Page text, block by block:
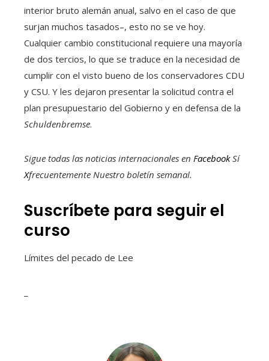
interior bruto alemán anual, salvo en el caso de que
surjan muchos tasados–, esto no se ve hoy.
Cualquier cambio constitucional requiere una mayoría
de dos tercios, lo que se traduce en la necesidad de
cumplir con el visto bueno de los conservadores CDU
y CSU. Y les dejaron presentar la solicitud contra el
plan presupuestario del Gobierno y en defensa de la
Schuldenbremse.
Sigue todas las noticias internacionales en FacebookSí
Xfrecuentemente Nuestro boletín semanal.
Suscríbete para seguir el
curso
Límites del pecado de Lee